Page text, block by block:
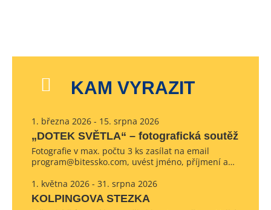
KAM VYRAZIT
1. března 2026 - 15. srpna 2026
„DOTEK SVĚTLA“ – fotografická soutěž
Fotografie v max. počtu 3 ks zasílat na email
program@bitessko.com, uvést jméno, příjmení a…
1. května 2026 - 31. srpna 2026
KOLPINGOVA STEZKA